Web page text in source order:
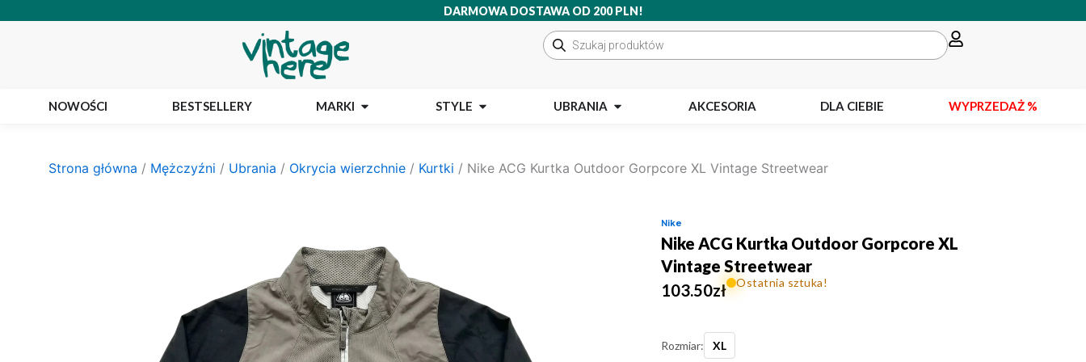
DARMOWA DOSTAWA OD 200 PLN!
Wyszukiwarka
produktów
NOWOŚCI BESTSELLERY MARKI Open MARKI STYLE Open STYLE UBRANIA Open UBRANIAAKCESORIA DLA CIEBIE WYPRZEDAŻ %
Strona główna / Mężczyźni / Ubrania / Okrycia wierzchnie / Kurtki / Nike ACG Kurtka Outdoor Gorpcore XL Vintage Streetwear
Nike
Nike ACG Kurtka Outdoor Gorpcore XL
Vintage Streetwear
103.50zł Ostatnia sztuka!
Rozmiar:
XL